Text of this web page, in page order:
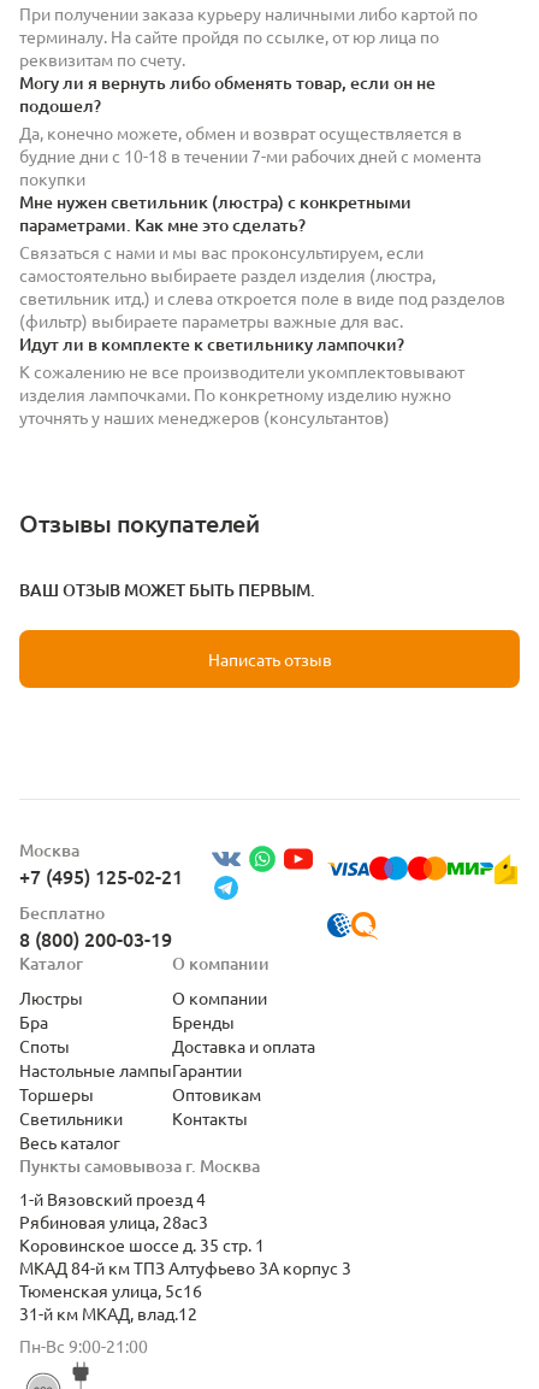
При получении заказа курьеру наличными либо картой по
терминалу. На сайте пройдя по ссылке, от юр лица по
реквизитам по счету.
Могу ли я вернуть либо обменять товар, если он не
подошел?
Да, конечно можете, обмен и возврат осуществляется в
будние дни с 10-18 в течении 7-ми рабочих дней с момента
покупки
Мне нужен светильник (люстра) с конкретными
параметрами. Как мне это сделать?
Связаться с нами и мы вас проконсультируем, если
самостоятельно выбираете раздел изделия (люстра,
светильник итд.) и слева откроется поле в виде под разделов
(фильтр) выбираете параметры важные для вас.
Идут ли в комплекте к светильнику лампочки?
К сожалению не все производители укомплектовывают
изделия лампочками. По конкретному изделию нужно
уточнять у наших менеджеров (консультантов)
Отзывы покупателей
ВАШ ОТЗЫВ МОЖЕТ БЫТЬ ПЕРВЫМ.
Написать отзыв
Москва
+7 (495) 125-02-21
Бесплатно
8 (800) 200-03-19
Пункты самовывоза г. Москва
1-й Вязовский проезд 4
Рябиновая улица, 28ас3
Коровинское шоссе д. 35 стр. 1
МКАД 84-й км ТПЗ Алтуфьево 3А корпус 3
Тюменская улица, 5с16
31-й км МКАД, влад.12
Пн-Вс 9:00-21:00
Каталог
Люстры
Бра
Споты
Настольные лампы
Торшеры
Светильники
Весь каталог
О компании
О компании
Бренды
Доставка и оплата
Гарантии
Оптовикам
Контакты